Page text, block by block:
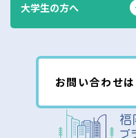
大学生の方へ
お問い合わせ